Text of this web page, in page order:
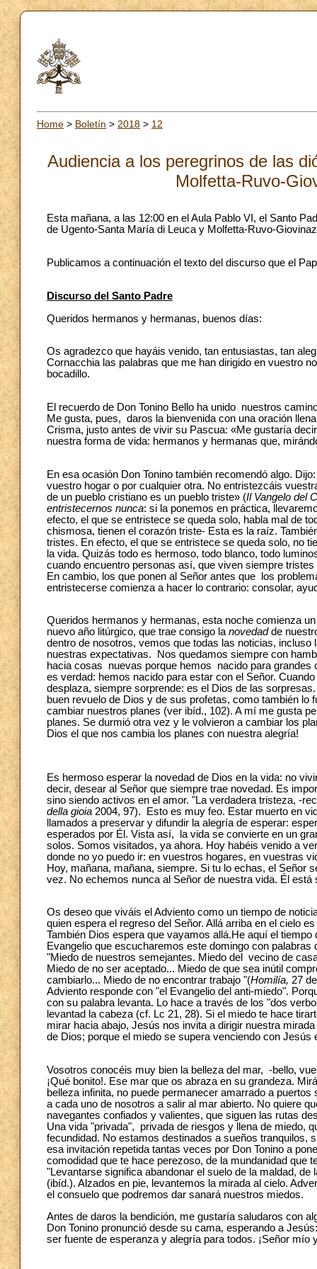
Home > Boletín > 2018 > 12
Audiencia a los peregrinos de las
Molfetta-Ruvo-
Esta mañana, a las 12:00 en el Aula Pablo VI, el Santo
de Ugento-Santa María di Leuca y Molfetta-Ruvo-
Publicamos a continuación el texto del discurso que el
Discurso del Santo Padre
Queridos hermanos y hermanas, buenos días:
Os agradezco que hayáis venido, tan entusiastas, tan
Cornacchia las palabras que me han dirigido en vuestro
bocadillo.
El recuerdo de Don Tonino Bello ha unido nuestros
Me gusta, pues, daros la bienvenida con una oración
Crisma, justo antes de vivir su Pascua: «Me gustaría
nuestra forma de vida: hermanos y hermanas que,
En esa ocasión Don Tonino también recomendó algo.
vuestro hogar o por cualquier otra. No entristezcáis
de un pueblo cristiano es un pueblo triste» (Il Vangelo del
entristecernos nunca: si la ponemos en práctica,
efecto, el que se entristece se queda solo, habla mal de
chismosa, tienen el corazón triste- Esta es la raíz.
tristes. En efecto, el que se entristece se queda solo, no
la vida. Quizás todo es hermoso, todo blanco, todo
cuando encuentro personas así, que viven siempre
En cambio, los que ponen al Señor antes que los
entristecerse comienza a hacer lo contrario: consolar,
Queridos hermanos y hermanas, esta noche comienza
nuevo año litúrgico, que trae consigo lanovedadde
dentro de nosotros, vemos que todas las noticias, incluso
nuestras expectativas. Nos quedamos siempre con
hacia cosas nuevas porque hemos nacido para grandes
es verdad: hemos nacido para estar con el Señor.
desplaza, siempre sorprende: es el Dios de las
buen revuelo de Dios y de sus profetas, como también lo
cambiar nuestros planes (ver ibíd., 102). A mí me gusta
planes. Se durmió otra vez y le volvieron a cambiar los
Dios el que nos cambia los planes con nuestra alegría!
Es hermoso esperar la novedad de Dios en la vida: no
decir, desear al Señor que siempre trae novedad. Es
sino siendo activos en el amor. "La verdadera tristeza, -
della gioia 2004, 97). Esto es muy feo. Estar muerto en
llamados a preservar y difundir la alegría de esperar:
esperados por Él. Vista así, la vida se convierte en un
solos. Somos visitados, ya ahora. Hoy habéis venido a
donde no yo puedo ir: en vuestros hogares, en vuestras
Hoy, mañana, mañana, siempre. Si tu lo echas, el Señor
vez. No echemos nunca al Señor de nuestra vida. Él
Os deseo que viváis el Adviento como un tiempo de
quien espera el regreso del Señor. Allá arriba en el cielo
También Dios espera que vayamos allá.He aquí el
Evangelio que escucharemos este domingo con
"Miedo de nuestros semejantes. Miedo del vecino de
Miedo de no ser aceptado... Miedo de que sea inútil
cambiarlo... Miedo de no encontrar trabajo "(Homilía, 27
Adviento responde con "el Evangelio del anti-miedo".
con su palabra levanta. Lo hace a través de los "dos
levantad la cabeza (cf. Lc 21, 28). Si el miedo te hace
mirar hacia abajo, Jesús nos invita a dirigir nuestra
de Dios; porque el miedo se supera venciendo con
Vosotros conocéis muy bien la belleza del mar, -bello,
¡Qué bonito!. Ese mar que os abraza en su grandeza.
belleza infinita, no puede permanecer amarrado a
a cada uno de nosotros a salir al mar abierto. No quiere
navegantes confiados y valientes, que siguen las rutas
Una vida "privada", privada de riesgos y llena de miedo,
fecundidad. No estamos destinados a sueños tranquilos,
esa invitación repetida tantas veces por Don Tonino a
comodidad que te hace perezoso, de la mundanidad
"Levantarse significa abandonar el suelo de la maldad,
(ibíd.). Alzados en pie, levantemos la mirada al cielo.
el consuelo que podremos dar sanará nuestros miedos.
Antes de daros la bendición, me gustaría saludaros con
Don Tonino pronunció desde su cama, esperando a
ser fuente de esperanza y alegría para todos. ¡Señor